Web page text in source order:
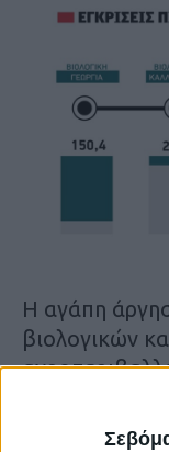
Η αγάπη
βιολογικών
χωρίς φυσικά
οποίο